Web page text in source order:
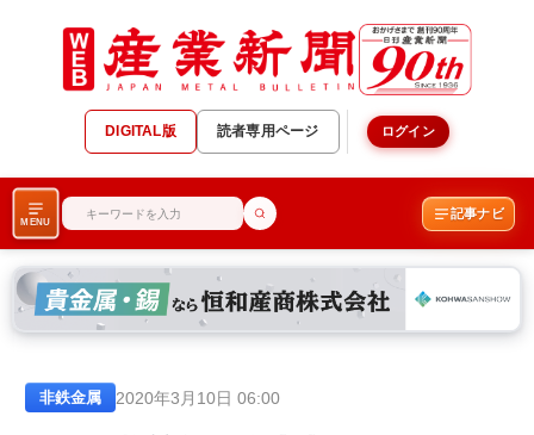
DIGITAL版 読者専用ページ ログイン
MENU
記事ナビ
非鉄金属 2020年3月10日 06:00